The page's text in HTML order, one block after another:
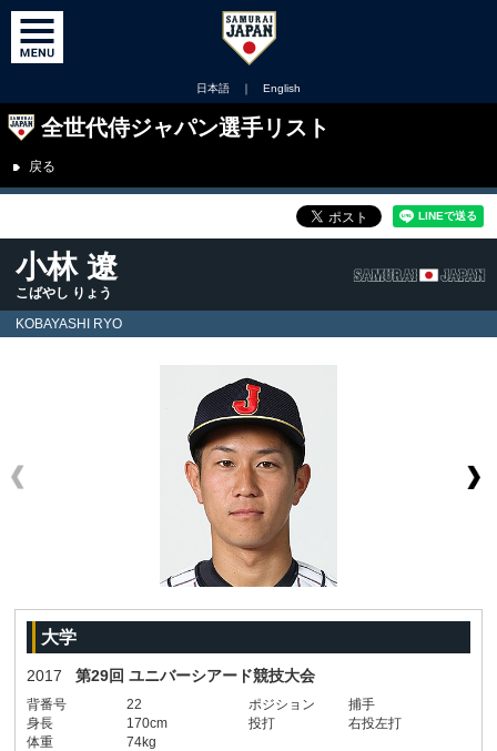
日本語 ｜ English
全世代侍ジャパン選手リスト
戻る
小林 遼
こばやし りょう
KOBAYASHI RYO
大学
2017 第29回 ユニバーシアード競技大会
背番号 22 ポジション
捕手
身長
170cm 投打
右投左打
体重
74kg